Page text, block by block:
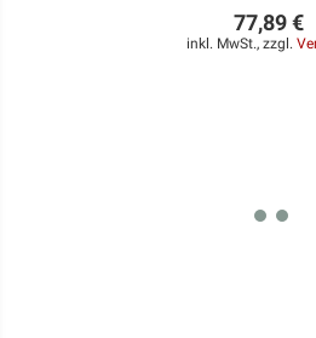
77,89 €
inkl. MwSt., zzgl.